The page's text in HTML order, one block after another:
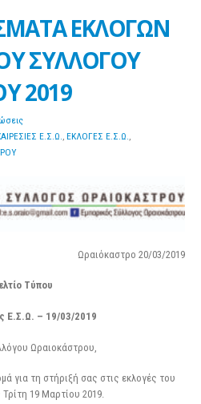
ΕΚΛΟΓΩΝ
ΣΥΛΛΟΓΟΥ
2019
Ε.Σ.Ω., ΕΚΛΟΓΕΣ Ε.Σ.Ω.,
Ωραιόκαστρο 20/03/2019
Τύπου
Ε.Σ.Ω. – 19/03/2019
Ωραιοκάστρου,
για τη στήριξή σας στις εκλογές του
19 Μαρτίου 2019.